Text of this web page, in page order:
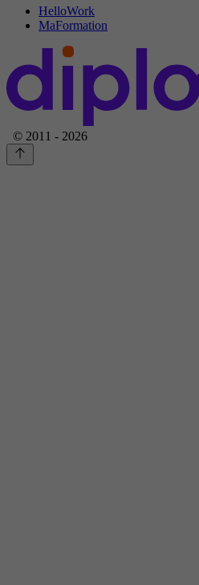
HelloWork
MaFormation
© 2011 - 2026